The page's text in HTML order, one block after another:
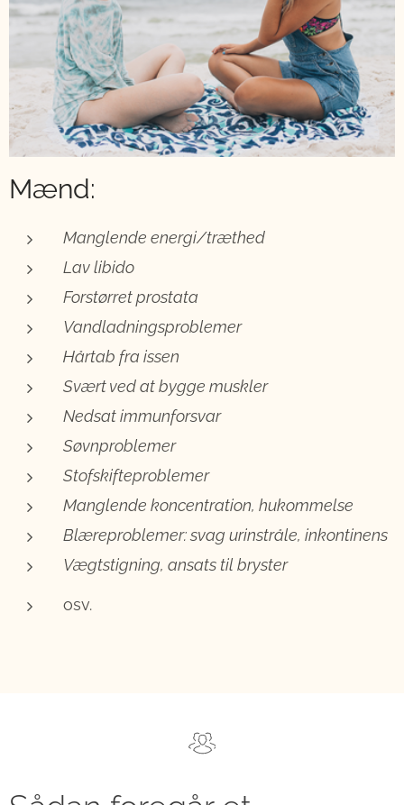
Mænd:
Manglende energi/træthed
Lav libido
Forstørret prostata
Vandladningsproblemer
Hårtab fra issen
Svært ved at bygge muskler
Nedsat immunforsvar
Søvnproblemer
Stofskifteproblemer
Manglende koncentration, hukommelse
Blæreproblemer: svag urinstråle, inkontinens
Vægtstigning, ansats til bryster
osv.